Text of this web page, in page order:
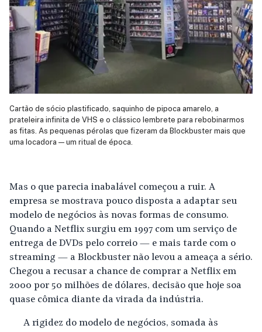
Cartão de sócio plastificado, saquinho de pipoca amarelo, a
prateleira infinita de VHS e o clássico lembrete para rebobinarmos
as fitas. As pequenas pérolas que fizeram da Blockbuster mais que
uma locadora — um ritual de época.
Mas o que parecia inabalável começou a ruir. A
empresa se mostrava pouco disposta a adaptar seu
modelo de negócios às novas formas de consumo.
Quando a Netflix surgiu em 1997 com um serviço de
entrega de DVDs pelo correio — e mais tarde com o
streaming — a Blockbuster não levou a ameaça a sério.
Chegou a recusar a chance de comprar a Netflix em
2000 por 50 milhões de dólares, decisão que hoje soa
quase cômica diante da virada da indústria.
A rigidez do modelo de negócios, somada às